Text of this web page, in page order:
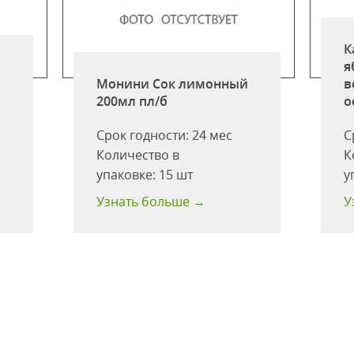
Монини Сок лимонный
200мл пл/б
Срок годности:24 мес
Количество в
упаковке: 15 шт
Узнать больше →